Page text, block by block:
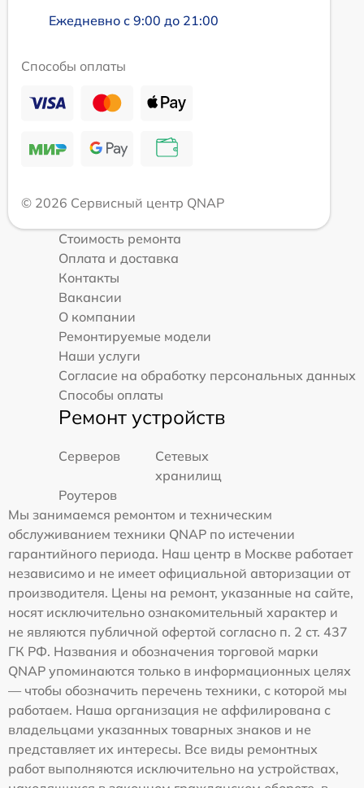
Ежедневно с 9:00 до 21:00
Способы оплаты
© 2026 Сервисный центр QNAP
Стоимость ремонта
Оплата и доставка
Контакты
Вакансии
О компании
Ремонтируемые модели
Наши услуги
Согласие на обработку персональных данных
Способы оплаты
Ремонт устройств
Серверов
Сетевых
хранилищ
Роутеров
Мы занимаемся ремонтом и техническим
обслуживанием техники QNAP по истечении
гарантийного периода. Наш центр в Москве работает
независимо и не имеет официальной авторизации от
производителя. Цены на ремонт, указанные на сайте,
носят исключительно ознакомительный характер и
не являются публичной офертой согласно п. 2 ст. 437
ГК РФ. Названия и обозначения торговой марки
QNAP упоминаются только в информационных целях
— чтобы обозначить перечень техники, с которой мы
работаем. Наша организация не аффилирована с
владельцами указанных товарных знаков и не
представляет их интересы. Все виды ремонтных
работ выполняются исключительно на устройствах,